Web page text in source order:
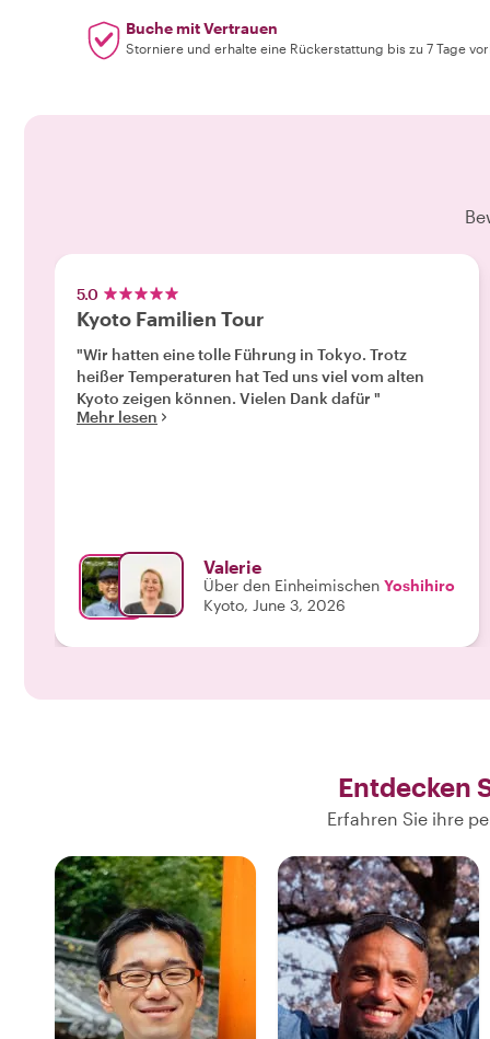
Buche mit Vertrauen
Storniere und erhalte eine Rückerstattung bis zu 7 Tage
5.0
Kyoto Familien Tour
"Wir hatten eine tolle Führung in Tokyo. Trotz
heißer Temperaturen hat Ted uns viel vom alten
Kyoto zeigen können. Vielen Dank dafür "
Mehr lesen
Valerie
Über den Einheimischen Yoshihiro
Kyoto, June 3, 2026
Entdecken
Erfahren Sie ihre